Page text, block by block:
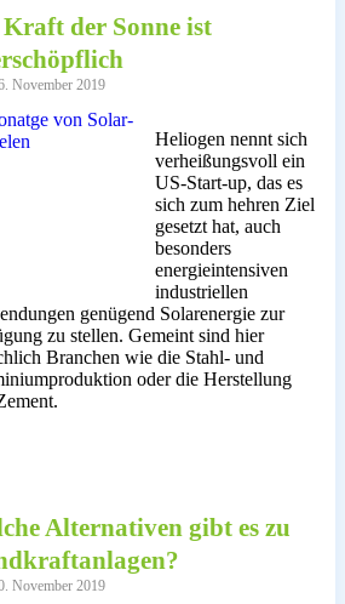
der Sonne ist
November 2019
Heliogen nennt sich
verheißungsvoll ein
US-Start-up, das es
sich zum hehren Ziel
gesetzt hat, auch
besonders
energieintensiven
industriellen
genügend Solarenergie zur
zu stellen. Gemeint sind hier
Branchen wie die Stahl- und
oder die Herstellung
Alternativen gibt es zu
November 2019